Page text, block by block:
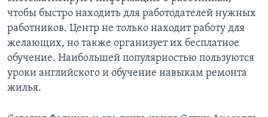
чтобы быстро находить для работодателей нужных
работников. Центр не только находит работу для
желающих, но также организует их бесплатное
обучение. Наибольшей популярностью пользуются
уроки английского и обучение навыкам ремонта
жилья.